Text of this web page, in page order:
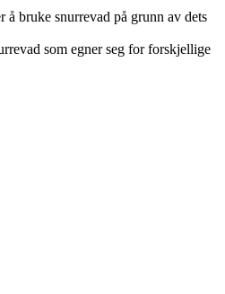
å bruke snurrevad på grunn av dets
som egner seg for forskjellige